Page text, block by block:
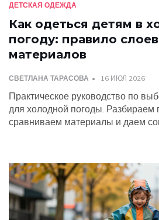
ДЕТСКАЯ ОДЕЖДА
Как одеться детям в
погоду: правило
материалов
СВЕТЛАНА ТАРАСОВА 16 ИЮЛ 2026
Практическое руководство по
для холодной погоды. Разбираем
сравниваем материалы и даем